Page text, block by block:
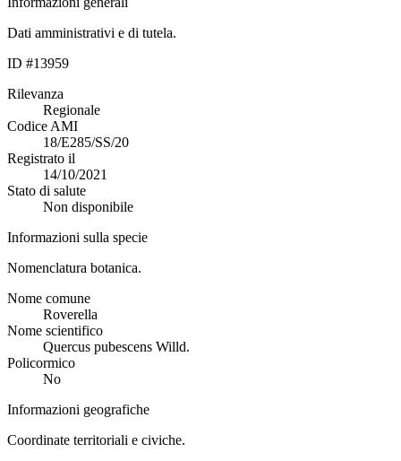
Dati amministrativi e di tutela.
ID #13959
Rilevanza
Regionale
Codice AMI
18/E285/SS/20
Registrato il
14/10/2021
Stato di salute
Non disponibile
Informazioni sulla specie
Nomenclatura botanica.
Nome comune
Roverella
Nome scientifico
Quercus pubescens Willd.
Policormico
No
Informazioni geografiche
Coordinate territoriali e civiche.